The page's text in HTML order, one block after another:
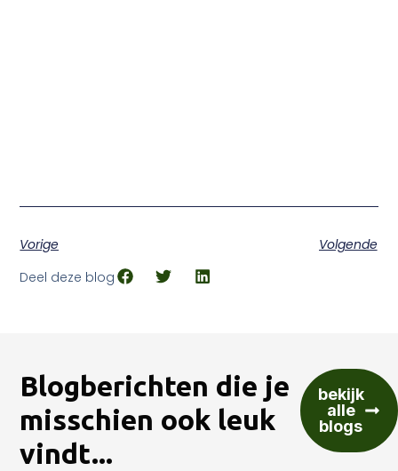
Vorige
Volgende
Deel deze blog
Blogberichten die je
misschien ook leuk
vindt...
bekijk
alle
blogs